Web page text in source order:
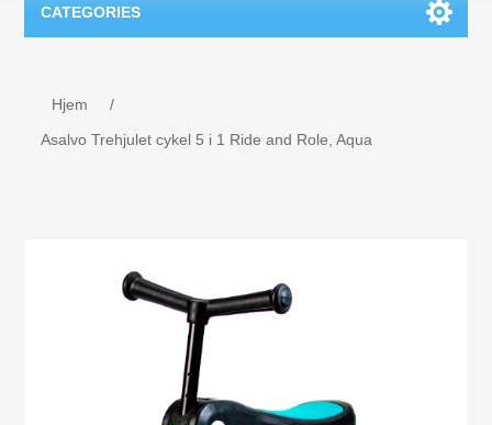
CATEGORIES
Bog - Kira fejrer jul i Danmark
Hjem
/
Asalvo Trehjulet cykel 5 i 1 Ride and Role, Aqua